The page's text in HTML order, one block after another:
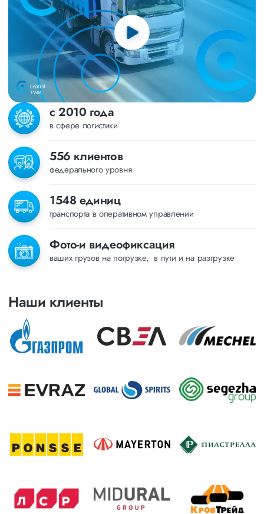
с 2010 года
в сфере логистики
556 клиентов
федерального уровня
1548 единиц
транспорта в оперативном управлении
Фото-и видеофиксация
ваших грузов на погрузке, в пути и на разгрузке
Наши клиенты